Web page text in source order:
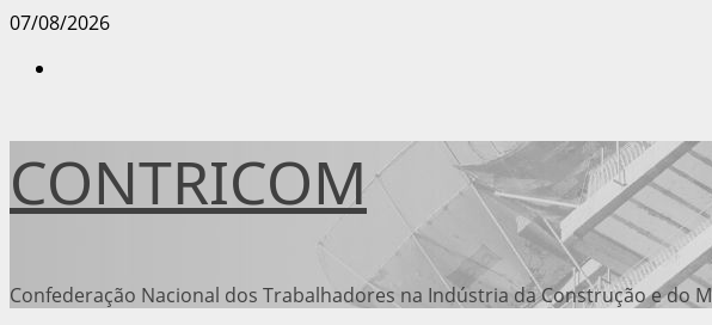
Avançar
07/08/2026
CONTRICOM
Confederação Nacional dos Trabalhadores na Indústria da Construção e do